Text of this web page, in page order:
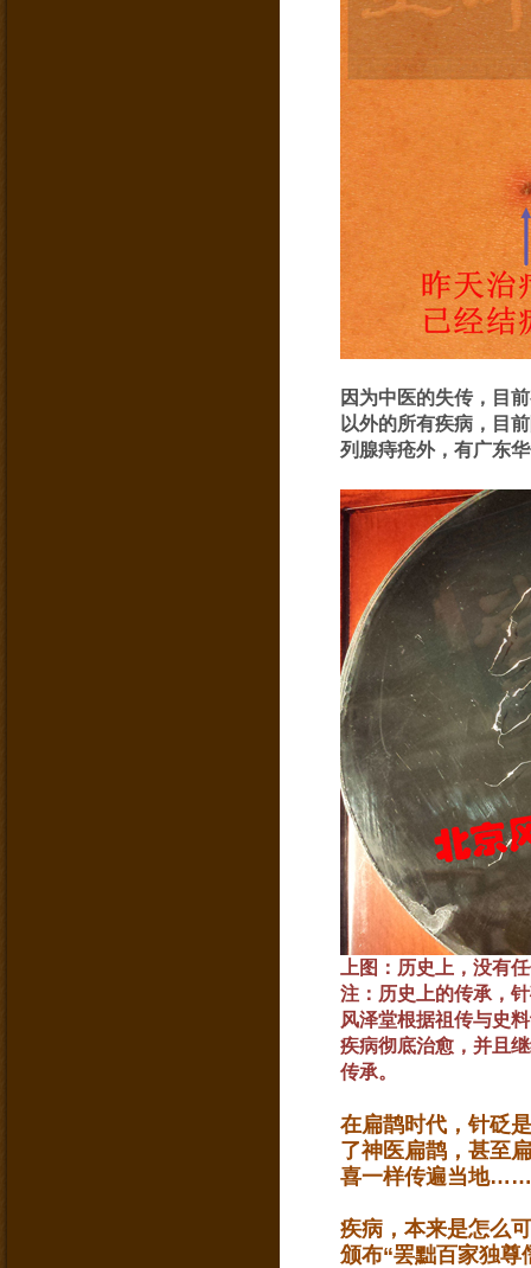
因为中医的失传，目
以外的所有疾病，目
列腺痔疮外，有广东
上图：历史上，没有
注：历史上的传承，
风泽堂根据祖传与史
疾病彻底治愈，并且
传承。
在扁鹊时代，针砭
了神医扁鹊，甚至
喜一样传遍当地……
疾病，本来是怎么
颁布“罢黜百家独尊